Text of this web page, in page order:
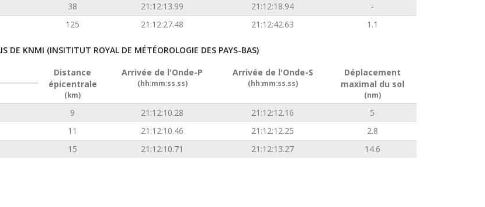
38 21:12:13.99 21:12:18.94
-
125 21:12:27.48 21:12:42.63 1.1
DE KNMI (INSITITUT ROYAL DE MÉTÉOROLOGIE DES PAYS-BAS)
Distance
épicentrale
(km)
Arrivée de l'Onde-P
(hh:mm:ss.ss)
Arrivée de l'Onde-S
(hh:mm:ss.ss)
Déplacement
maximal du sol
(nm)
9 21:12:10.28 21:12:12.16
5
11 21:12:10.46 21:12:12.25
2.8
15 21:12:10.71 21:12:13.27 14.6